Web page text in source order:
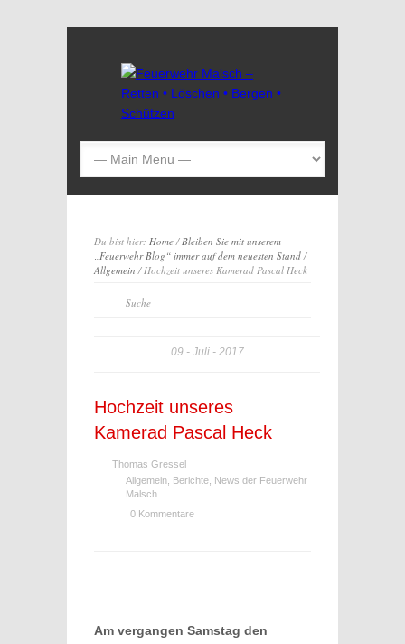
Du bist hier: Home/Bleiben Sie mit unserem
„Feuerwehr Blog“ immer auf dem neuesten Stand/
Allgemein / Hochzeit unseres Kamerad Pascal Heck
09 Juli 2017
Hochzeit unseres
Kamerad Pascal Heck
Thomas Gressel
Allgemein Berichte News der Feuerwehr
Malsch
0 Kommentare
Am vergangen Samstag den